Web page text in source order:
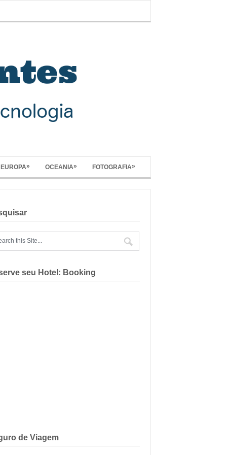
EUROPA» OCEANIA» FOTOGRAFIA»
seu Hotel: Booking
de Viagem